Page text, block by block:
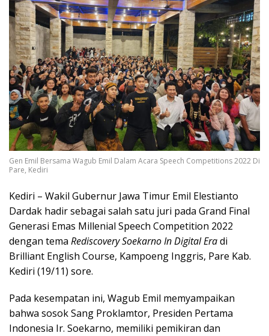
Gen Emil Bersama Wagub Emil Dalam Acara Speech Competitions 2022 Di
Pare, Kediri
Kediri – Wakil Gubernur Jawa Timur Emil Elestianto
Dardak hadir sebagai salah satu juri pada Grand Final
Generasi Emas Millenial Speech Competition 2022
dengan tema Rediscovery Soekarno In Digital Eradi
Brilliant English Course, Kampoeng Inggris, Pare Kab.
Kediri (19/11) sore.
Pada kesempatan ini, Wagub Emil memyampaikan
bahwa sosok Sang Proklamtor, Presiden Pertama
Indonesia Ir. Soekarno, memiliki pemikiran dan